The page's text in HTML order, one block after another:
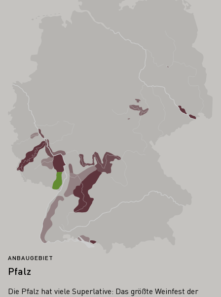
ANBAUGEBIET
Pfalz
Die Pfalz hat viele Superlative: Das größte Weinfest der